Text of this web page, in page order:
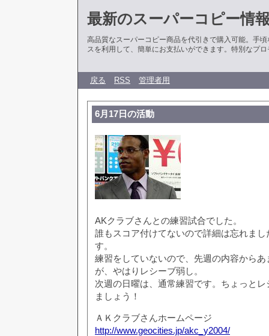
最新のスーパーコピー情
高品質なスーパーコピー商品を代引きで購入可能。手
スを利用して、簡単にお支払いができます。特別なプ
戻る RSS 管理者用
6月17日の活動
AKクラブさんとの練習試合でした。
誰もスコア付けてないので詳細は忘れま
す。
練習をしていないので、先週の内容から
が、やはりレシーブ弱し。
次週の日曜は、通常練習です。ちょっと
ましょう！
ＡＫクラブさんホームページ
http://www.geocities.jp/akc_y2004/